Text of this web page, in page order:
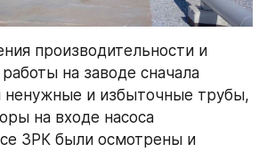
производительности и
на заводе сначала
ненужные и избыточные трубы,
на входе насоса
ЗРК были осмотрены и